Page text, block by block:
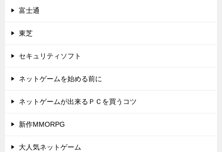
富士通
東芝
セキュリティソフト
ネットゲームを始める前に
ネットゲームが出来るＰＣを買うコツ
新作MMORPG
大人気ネットゲーム